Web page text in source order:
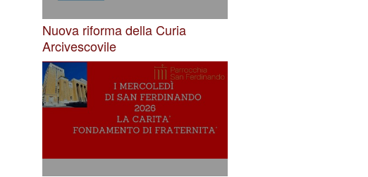
Nuova riforma della Curia
Arcivescovile